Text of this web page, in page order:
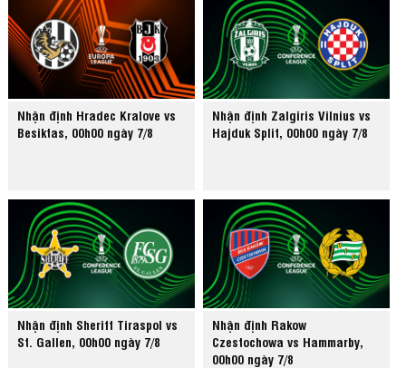
Nhận định Hradec Kralove vs
Besiktas, 00h00 ngày 7/8
Nhận định Zalgiris Vilnius vs
Hajduk Split, 00h00 ngày 7/8
Nhận định Sheriff Tiraspol vs
St. Gallen, 00h00 ngày 7/8
Nhận định Rakow
Czestochowa vs Hammarby,
00h00 ngày 7/8